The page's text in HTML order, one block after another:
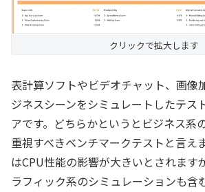
クリックで拡大します
表計算ソフトやビデオチャット、画像
ジネスシーンをシミュレートしたテス
アです。どちらかというとビジネス系
重視すべきベンチマークテストと言え
はCPU性能の影響が大きいとされます
ラフィック系のシミュレーションも含